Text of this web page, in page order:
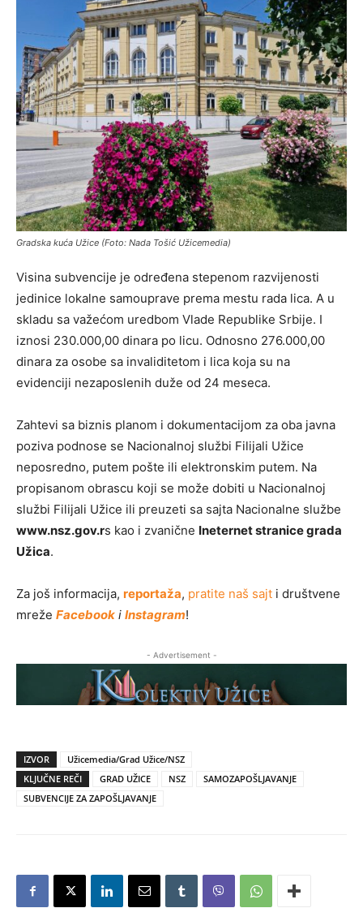
Gradska kuća Užice (Foto: Nada Tošić Užicemedia)
Visina subvencije je određena stepenom razvijenosti
jedinice lokalne samouprave prema mestu rada lica. A u
skladu sa važećom uredbom Vlade Republike Srbije. I
iznosi 230.000,00 dinara po licu. Odnosno 276.000,00
dinara za osobe sa invaliditetom i lica koja su na
evidenciji nezaposlenih duže od 24 meseca.
Zahtevi sa biznis planom i dokumentacijom za oba javna
poziva podnose se Nacionalnoj službi Filijali Užice
neposredno, putem pošte ili elektronskim putem. Na
propisanom obrascu koji se može dobiti u Nacionalnoj
službi Filijali Užice ili preuzeti sa sajta Nacionalne službe
www.nsz.gov.rs kao i zvanične Ineternet stranice grada
Užica.
Za još informacija, reportaža, pratite naš sajt i društvene
mreže Facebook i Instagram!
- Advertisement -
IZVOR
Užicemedia/Grad Užice/NSZ
KLJUČNE REČI
GRAD UŽICE NSZ
SAMOZAPOŠLJAVANJE
SUBVENCIJE ZA ZAPOŠLJAVANJE